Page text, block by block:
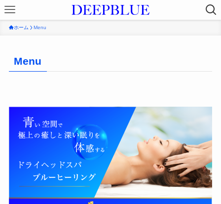
ホーム Menu
Menu